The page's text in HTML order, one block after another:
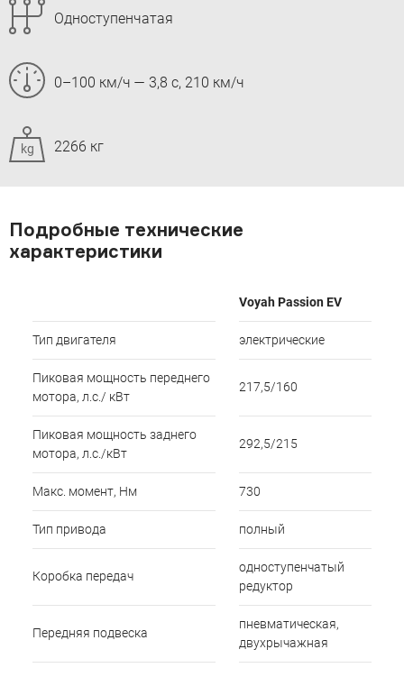
Одноступенчатая
0–100 км/ч — 3,8 с, 210 км/ч
kg 2266 кг
Подробные технические
характеристики
Voyah Passion EV
Тип двигателя электрические
Пиковая мощность переднего
мотора, л.с./ кВт
217,5/160
Пиковая мощность заднего
мотора, л.с./кВт
292,5/215
Макс. момент, Нм 730
Тип привода полный
Коробка передач
одноступенчатый
редуктор
Передняя подвеска
пневматическая,
двухрычажная